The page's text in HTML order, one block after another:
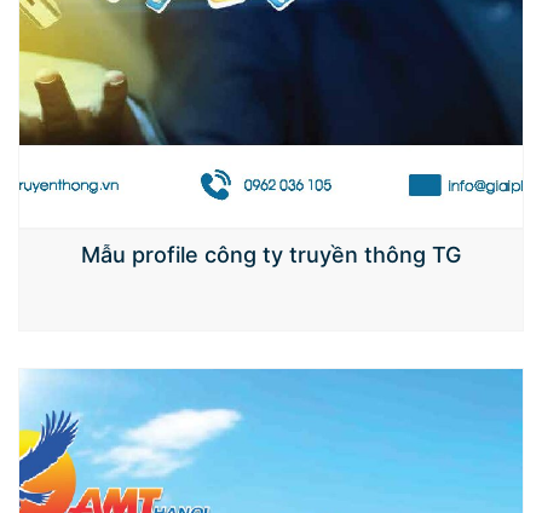
Mẫu profile công ty truyền thông TG